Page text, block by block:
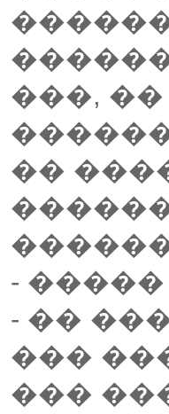
���,
��
-
- ��
���
���